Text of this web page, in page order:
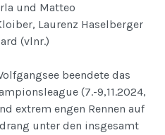
und Matteo
Laurenz Haselberger
(vlnr.)
beendete das
(7.-9,11.2024,
extrem engen Rennen auf
unter den insgesamt